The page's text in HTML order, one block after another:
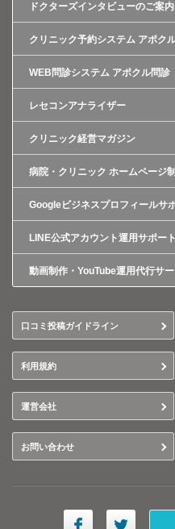
ドクターズインタビューのご案内
クリニック予約システム アポク
WEB問診システム アポクル問診
レセコンアナライザー
クリニック経営マガジン
病院・クリニック ホームページ
Googleビジネスプロフィールサ
LINE公式アカウント運用サポート
動画制作・YouTube運用代行サ
口コミ投稿ガイドライン
利用規約
運営会社
お問い合わせ